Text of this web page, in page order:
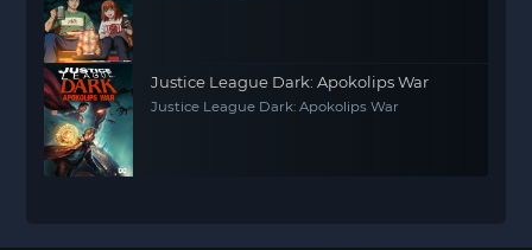
Justice League Dark: Apokolips War
Justice League Dark: Apokolips War